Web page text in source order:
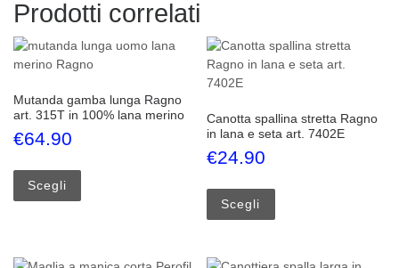
Prodotti correlati
Mutanda gamba lunga Ragno
art. 315T in 100% lana merino
€64.90
Scegli
Questo prodotto ha più varianti. Le opzioni possono
Canotta spallina stretta Ragno
in lana e seta art. 7402E
€24.90
Scegli